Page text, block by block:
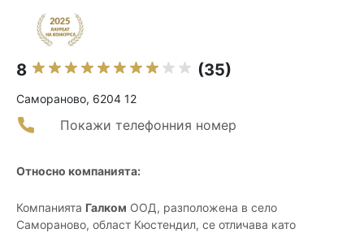
8 (35)
Самораново, 6204 12
Покажи телефонния номер
Относно компанията:
Компанията Галком ООД, разположена в село
Самораново, област Кюстендил, се отличава като